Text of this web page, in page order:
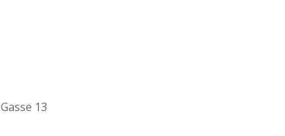
13